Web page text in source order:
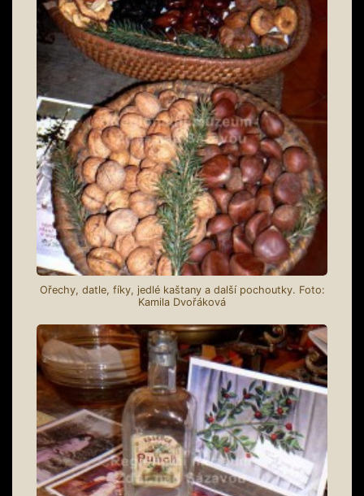
Ořechy, datle, fíky, jedlé kaštany a další pochoutky. Foto:
Kamila Dvořáková